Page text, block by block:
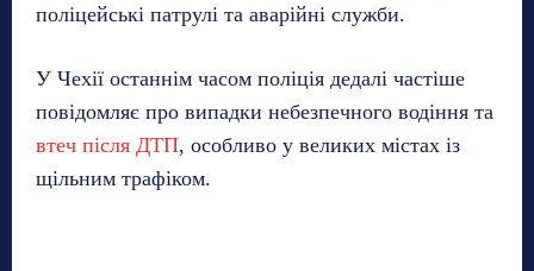
поліцейські патрулі та аварійні служби.
У Чехії останнім часом поліція дедалі частіше
повідомляє про випадки небезпечного водіння та
втеч після ДТП, особливо у великих містах із
щільним трафіком.